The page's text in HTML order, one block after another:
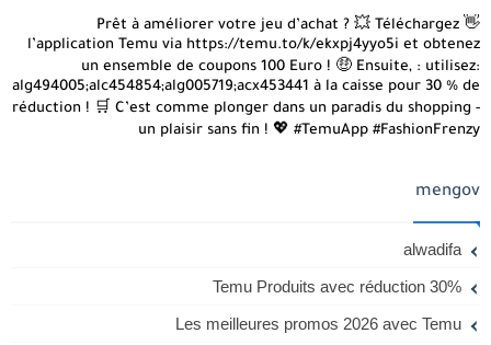
👋 Prêt à améliorer votre jeu d’achat ? 💥 Téléchargez
l’application Temu via https://temu.to/k/ekxpj4yyo5i et obtenez
un ensemble de coupons 100 Euro ! 🤑 Ensuite, : utilisez:
alg494005;alc454854;alg005719;acx453441 à la caisse pour 30 % de
réduction ! 🛒 C’est comme plonger dans un paradis du shopping -
un plaisir sans fin ! 💖 #TemuApp #FashionFrenzy
mengov
alwadifa
Temu Produits avec réduction 30%
Les meilleures promos 2026 avec Temu